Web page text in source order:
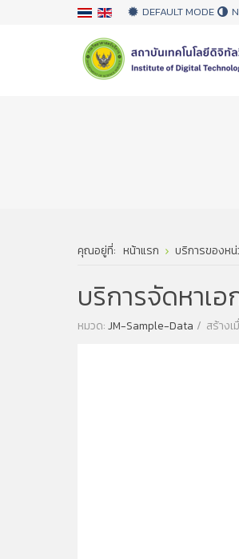
DEFAULT MODE
คุณอยู่ที่: หน้าแรก บริการของห
บริการจัดหาเ
หมวด:JM-Sample-Data สร้าง